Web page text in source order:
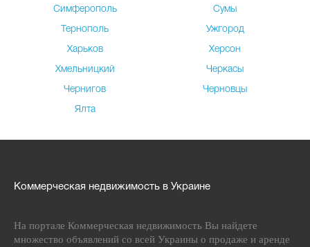
Симферополь Сумы
Тернополь Ужгород
Харьков Херсон
Хмельницкий Черкасы
Чернигов Черновцы
Ялта
Коммерческая недвижимость в Украине
На портале Коммерческая недвижимость Вы найдете
множество объявлений со всей Украины о продаже и аренде